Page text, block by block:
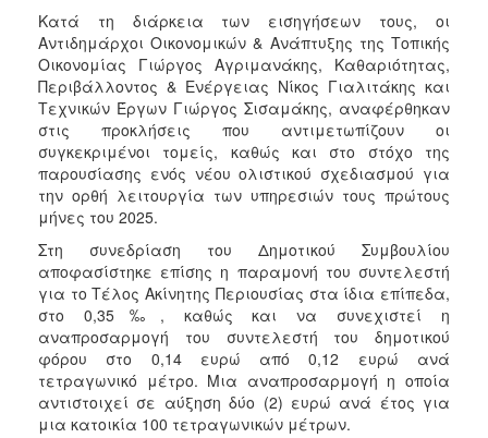
Κατά τη διάρκεια των εισηγήσεων τους, οι
Αντιδημάρχοι Οικονομικών & Ανάπτυξης της Τοπικής
Οικονομίας Γιώργος Αγριμανάκης, Καθαριότητας,
Περιβάλλοντος & Ενέργειας Νίκος Γιαλιτάκης και
Τεχνικών Έργων Γιώργος Σισαμάκης, αναφέρθηκαν
στις προκλήσεις που αντιμετωπίζουν οι
συγκεκριμένοι τομείς, καθώς και στο στόχο της
παρουσίασης ενός νέου ολιστικού σχεδιασμού για
την ορθή λειτουργία των υπηρεσιών τους πρώτους
μήνες του 2025.
Στη συνεδρίαση του Δημοτικού Συμβουλίου
αποφασίστηκε επίσης η παραμονή του συντελεστή
για το Τέλος Ακίνητης Περιουσίας στα ίδια επίπεδα,
στο 0,35‰, καθώς και να συνεχιστεί η
αναπροσαρμογή του συντελεστή του δημοτικού
φόρου στο 0,14 ευρώ από 0,12 ευρώ ανά
τετραγωνικό μέτρο. Μια αναπροσαρμογή η οποία
αντιστοιχεί σε αύξηση δύο (2) ευρώ ανά έτος για
μια κατοικία 100 τετραγωνικών μέτρων.